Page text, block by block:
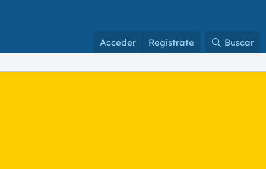
Acceder Regístrate Buscar